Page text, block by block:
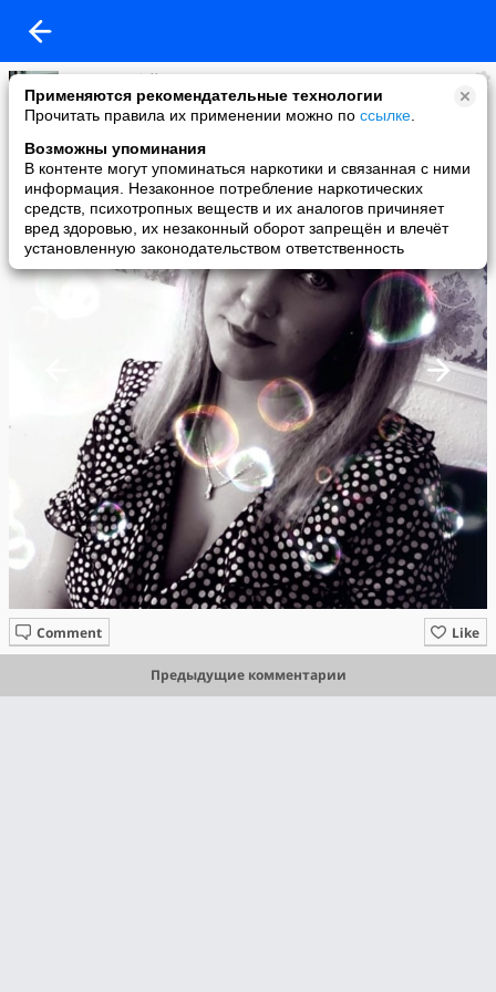
Применяются рекомендательные технологии
Прочитать правила их применении можно по ссылке
Возможны упоминания
В контенте могут упоминаться наркотики и связанная с ними
информация. Незаконное потребление наркотических
средств, психотропных веществ и их аналогов причиняет
вред здоровью, их незаконный оборот запрещён и влечёт
установленную законодательством ответственность
ильмира байдель
added a photo
27 Oct в 18:47
Like
Comment
Предыдущие комментарии